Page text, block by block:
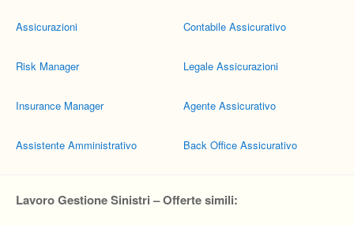
Assicurazioni
Risk Manager
Insurance Manager
Assistente Amministrativo
Contabile Assicurativo
Legale Assicurazioni
Agente Assicurativo
Back Office Assicurativo
Lavoro Gestione Sinistri – Offerte simili: